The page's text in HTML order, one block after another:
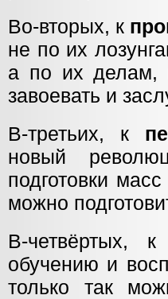
Во-вторых, к
не по их
а по их делам,
завоевать и
В-третьих, к
новый
подготовки
можно
В-четвёртых, к
обучению и
только так